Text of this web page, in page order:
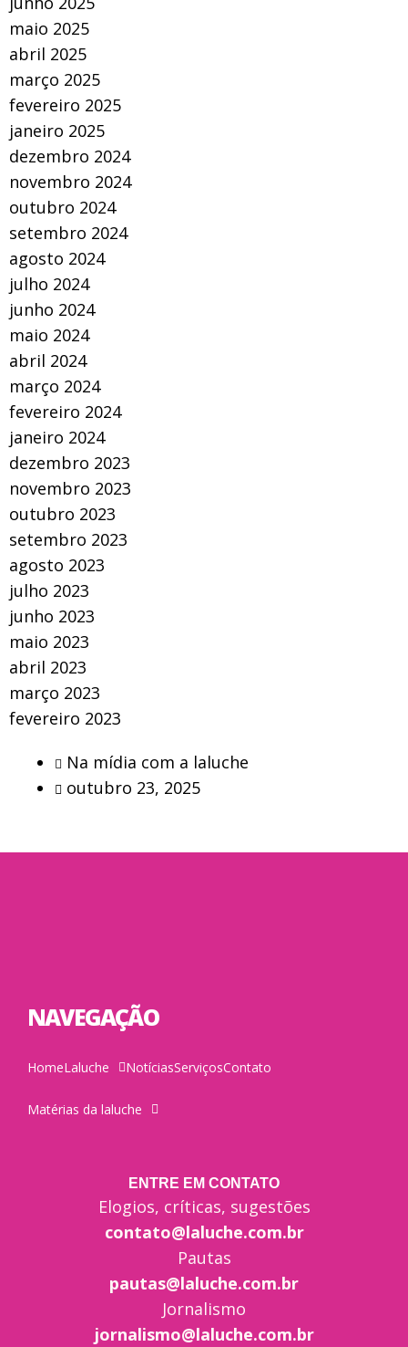
maio 2025
abril 2025
março 2025
fevereiro 2025
janeiro 2025
dezembro 2024
novembro 2024
outubro 2024
setembro 2024
agosto 2024
julho 2024
junho 2024
maio 2024
abril 2024
março 2024
fevereiro 2024
janeiro 2024
dezembro 2023
novembro 2023
outubro 2023
setembro 2023
agosto 2023
julho 2023
junho 2023
maio 2023
abril 2023
março 2023
fevereiro 2023
Na mídia com a laluche
outubro 23, 2025
NAVEGAÇÃO
HomeLaluche NotíciasServiçosContato
Matérias da laluche
ENTRE EM CONTATO
Elogios, críticas, sugestões
contato@laluche.com.br
Pautas
pautas@laluche.com.br
Jornalismo
jornalismo@laluche.com.br